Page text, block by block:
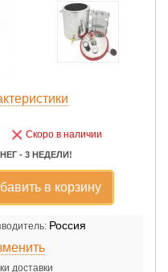
× Скоро в наличии
- 3 НЕДЕЛИ!
в корзину
Россия
доставки